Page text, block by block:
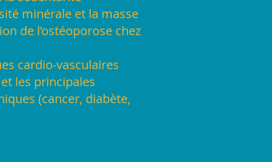
minérale et la masse
de l’ostéoporose chez
cardio-vasculaires
les principales
(cancer, diabète,